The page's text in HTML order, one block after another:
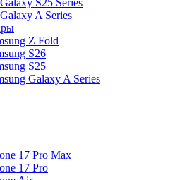
S25 Series
A Series
Z Fold
S26
S25
Galaxy A Series
17 Pro Max
17 Pro